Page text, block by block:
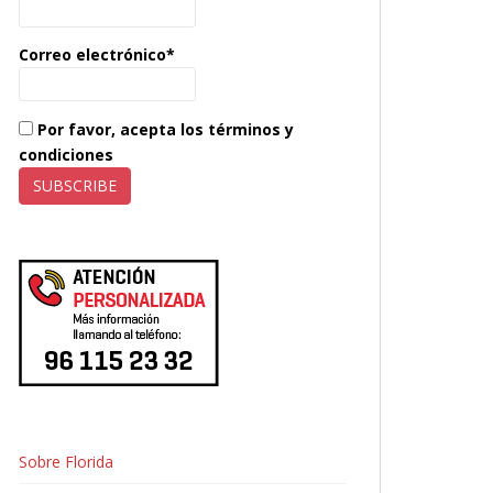
Correo electrónico*
Por favor, acepta los términos y
condiciones
Sobre Florida